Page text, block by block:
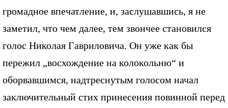
громадное впечатление, и, заслушавшись, я не
заметил, что чем далее, тем звончее становился
голос Николая Гавриловича. Он уже как бы
пережил „восхождение на колокольню“ и
оборвавшимся, надтреснутым голосом начал
заключительный стих принесения повинной перед